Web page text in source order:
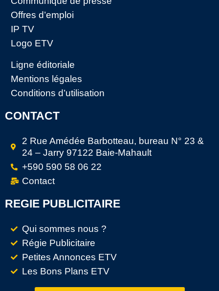
Offres d’emploi
IP TV
Logo ETV
Ligne éditoriale
Mentions légales
Conditions d’utilisation
CONTACT
2 Rue Amédée Barbotteau, bureau N° 23 &
24 – Jarry 97122 Baie-Mahault
+590 590 58 06 22
Contact
REGIE PUBLICITAIRE
Qui sommes nous ?
Régie Publicitaire
Petites Annonces ETV
Les Bons Plans ETV